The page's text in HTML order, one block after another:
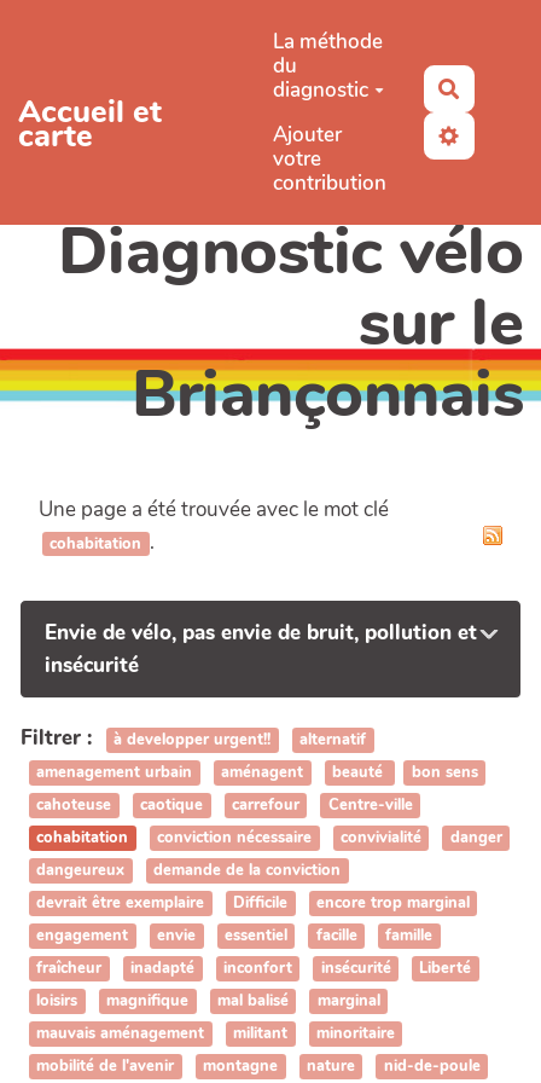
Accueil et
carte
La méthode
du
diagnostic
Ajouter
votre
contribution
Diagnostic vélo
sur le
Briançonnais
Une page a été trouvée avec le mot clé
cohabitation .
Envie de vélo, pas envie de bruit, pollution et
insécurité
Filtrer : à developper urgent!!
alternatif
amenagement urbain
aménagent beauté
bon sens
cahoteuse
caotique carrefour
Centre-ville
cohabitation
conviction nécessaire convivialité
danger
dangeureux
demande de la conviction
devrait être exemplaire
Difficile
encore trop marginal
engagement
envie essentiel facille
famille
fraîcheur
inadapté inconfort insécurité
Liberté
loisirs
magnifique mal balisé
marginal
mauvais aménagement
militant
minoritaire
mobilité de l'avenir
montagne nature nid-de-poule